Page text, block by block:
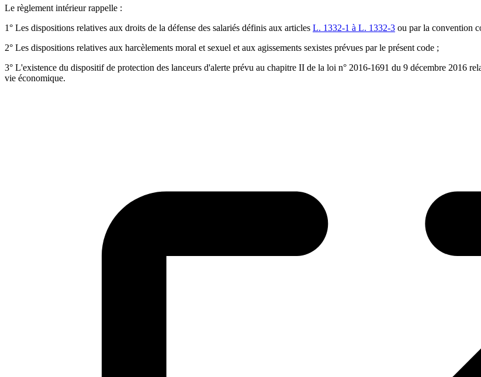
Le règlement intérieur rappelle :
1° Les dispositions relatives aux droits de la défense des salariés définis aux articles L. 1332-1 à L. 1332-3 ou par la convention
2° Les dispositions relatives aux harcèlements moral et sexuel et aux agissements sexistes prévues par le présent code ;
3° L'existence du dispositif de protection des lanceurs d'alerte prévu au chapitre II de la loi n° 2016-1691 du 9 décembre 2016
vie économique.